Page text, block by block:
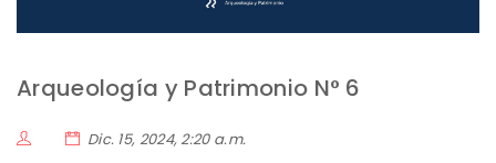
Arqueología y Patrimonio N° 6
Dic. 15, 2024, 2:20 a.m.